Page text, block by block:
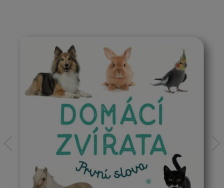
predchádzajúci nasledujúci